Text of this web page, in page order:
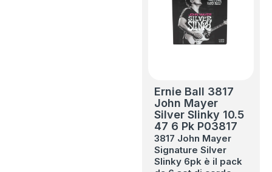
Ernie Ball 3817
John Mayer
Silver Slinky 10.5
47 6 Pk P03817
3817 John Mayer
Signature Silver
Slinky 6pk è il pack